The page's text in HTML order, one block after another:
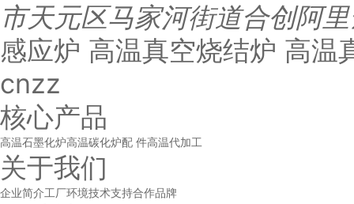
市天元区马家河街道合创阿
感应炉 高温真空烧结炉 高温
cnzz
核心产品
高温石墨化炉高温碳化炉配 件高温代加工
关于我们
企业简介工厂环境技术支持合作品牌